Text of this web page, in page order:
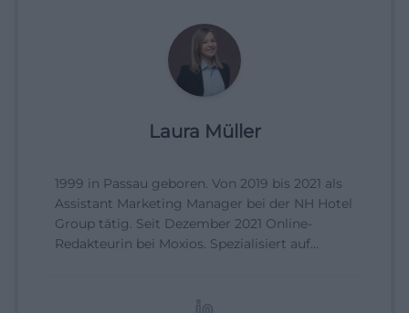
Laura Müller
1999 in Passau geboren. Von 2019 bis 2021 als
Assistant Marketing Manager bei der NH Hotel
Group tätig. Seit Dezember 2021 Online-
Redakteurin bei Moxios. Spezialisiert auf